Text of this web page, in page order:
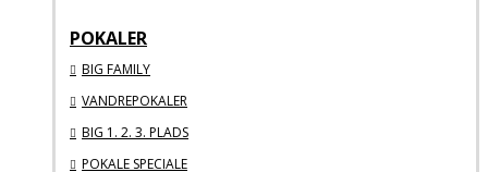
POKALER
BIG FAMILY
VANDREPOKALER
BIG 1. 2. 3. PLADS
POKALE SPECIALE